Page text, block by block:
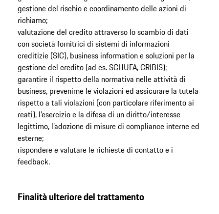
gestione del rischio e coordinamento delle azioni di
richiamo;
valutazione del credito attraverso lo scambio di dati
con società fornitrici di sistemi di informazioni
creditizie (SIC), business information e soluzioni per la
gestione del credito (ad es. SCHUFA, CRIBIS);
garantire il rispetto della normativa nelle attività di
business, prevenirne le violazioni ed assicurare la tutela
rispetto a tali violazioni (con particolare riferimento ai
reati), l’esercizio e la difesa di un diritto/interesse
legittimo, l’adozione di misure di compliance interne ed
esterne;
rispondere e valutare le richieste di contatto e i
feedback.
Finalità ulteriore del trattamento